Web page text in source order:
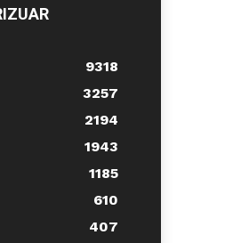
9318
3257
2194
1943
1185
610
407